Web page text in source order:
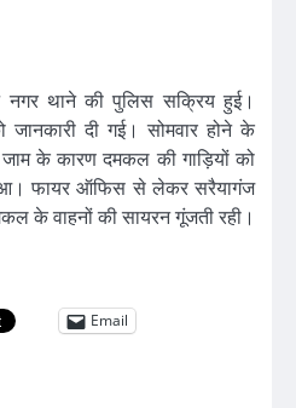
थाने की पुलिस सक्रिय हुई।
दी गई। सोमवार होने के
के कारण दमकल की गाड़ियों को
फायर ऑफिस से लेकर सरैयागंज
के वाहनों की सायरन गूंजती रही।
Email